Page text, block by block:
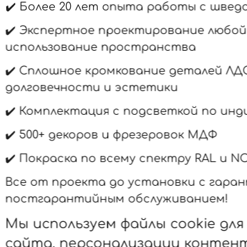
Зеркальные двери-купе
Отзывы
✔️ Более 20 лет опыта работы с
✔️ Экспертное проектирование
использование пространства
✔️ Сплошное кромкование деталей
долговечности и эстетики
✔️ Комплектация с подсветкой по
✔️ 500+ декоров и фрезеровок МДФ
✔️ Покраска по всему спектру RAL и
Все от проекта до установки с
постгарантийным обслуживанием!
Мы используем файлы cookie
сайта, персонализации